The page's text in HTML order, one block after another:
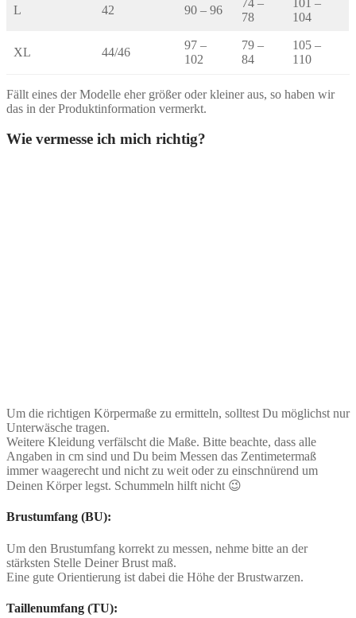
L 42 90 – 96
78
104
XL 44/46
97 –
102
79 –
84
105 –
110
Fällt eines der Modelle eher größer oder kleiner aus, so haben wir
das in der Produktinformation vermerkt.
Wie vermesse ich mich richtig?
Um die richtigen Körpermaße zu ermitteln, solltest Du möglichst nur
Unterwäsche tragen.
Weitere Kleidung verfälscht die Maße. Bitte beachte, dass alle
Angaben in cm sind und Du beim Messen das Zentimetermaß
immer waagerecht und nicht zu weit oder zu einschnürend um
Deinen Körper legst. Schummeln hilft nicht 😉
Brustumfang (BU):
Um den Brustumfang korrekt zu messen, nehme bitte an der
stärksten Stelle Deiner Brust maß.
Eine gute Orientierung ist dabei die Höhe der Brustwarzen.
Taillenumfang (TU):